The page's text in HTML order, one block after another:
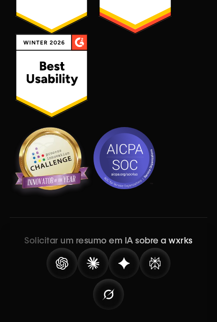
Solicitar um resumo em IA sobre a wxrks